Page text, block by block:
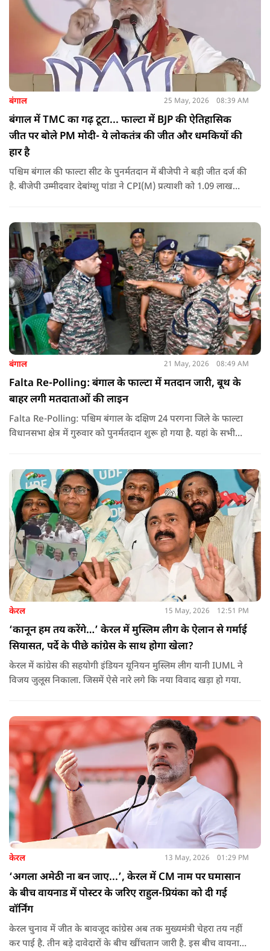
बंगाल 25 May, 2026 08:39 AM
बंगाल में TMC का गढ़ टूटा... फाल्टा में BJP की ऐतिहासिक
जीत पर बोले PM मोदी- ये लोकतंत्र की जीत और धमकियों की
हार है
पश्चिम बंगाल की फाल्टा सीट के पुनर्मतदान में बीजेपी ने बड़ी जीत दर्ज की
है. बीजेपी उम्मीदवार देबांग्शु पांडा ने CPI(M) प्रत्याशी को 1.09 लाख
बंगाल 21 May, 2026 08:49 AM
Falta Re-Polling: बंगाल के फाल्टा में मतदान जारी, बूथ के
बाहर लगी मतदाताओं की लाइन
Falta Re-Polling: पश्चिम बंगाल के दक्षिण 24 परगना जिले के फाल्टा
विधानसभा क्षेत्र में गुरुवार को पुनर्मतदान शुरू हो गया है. यहां के सभी
केरल 15 May, 2026 12:51 PM
‘कानून हम तय करेंगे…’ केरल में मुस्लिम लीग के ऐलान से गर्माई
सियासत, पर्दे के पीछे कांग्रेस के साथ होगा खेला?
केरल में कांग्रेस की सहयोगी इंडियन यूनियन मुस्लिम लीग यानी IUML ने
विजय जुलूस निकाला. जिसमें ऐसे नारे लगे कि नया विवाद खड़ा हो गया.
केरल 13 May, 2026 01:29 PM
‘अगला अमेठी ना बन जाए...’, केरल में CM नाम पर घमासान
के बीच वायनाड में पोस्टर के जरिए राहुल-प्रियंका को दी गई
वॉर्निंग
केरल चुनाव में जीत के बावजूद कांग्रेस अब तक मुख्यमंत्री चेहरा तय नहीं
कर पाई है. तीन बड़े दावेदारों के बीच खींचतान जारी है. इस बीच वायनाड